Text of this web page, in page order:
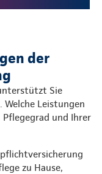
der
Sie
Leistungen
und Ihrer
zu Hause,